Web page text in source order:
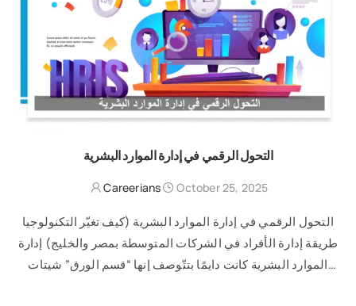
التحول الرقمي في إدارة الموارد البشرية
Careerians October 25, 2025
التحول الرقمي في إدارة الموارد البشرية (كيف تغيّر التكنولوجيا
طريقة إدارة الأفراد في الشركات المتوسطة بمصر والخليج) إدارة
الموارد البشرية كانت دايمًا بتتّوصف إنها “قسم الورق” شيتات